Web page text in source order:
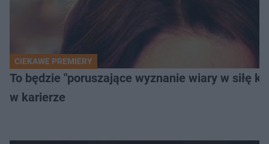
CIEKAWE PREMIERY
To będzie "poruszające wyznanie wiary w siłę
w karierze